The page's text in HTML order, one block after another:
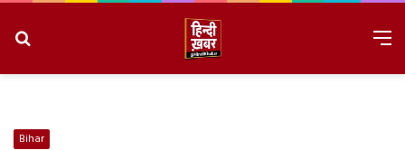
Bihar